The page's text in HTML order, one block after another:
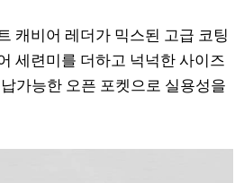
캐비어 레더가 믹스된 고급 코팅
세련미를 더하고 넉넉한 사이즈
가능한 오픈 포켓으로 실용성을